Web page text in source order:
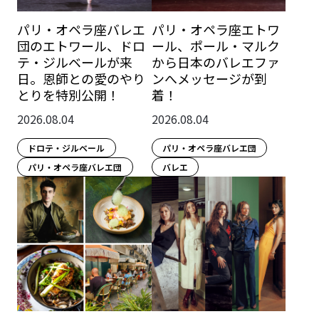
パリ・オペラ座バレエ
団のエトワール、ドロ
テ・ジルベールが来
日。恩師との愛のやり
とりを特別公開！
2026.08.04
ドロテ・ジルベール
パリ・オペラ座バレエ団
パリ・オペラ座エトワ
ール、ポール・マルク
から日本のバレエファ
ンへメッセージが到
着！
2026.08.04
パリ・オペラ座バレエ団
バレエ